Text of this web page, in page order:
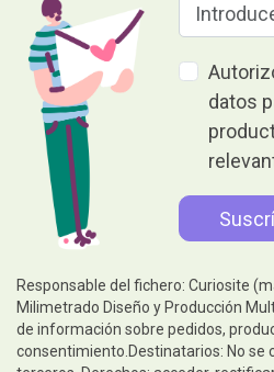
datos
Responsable del fichero: Curiosite
Milimetrado Diseño y Producción
de información sobre pedidos,
consentimiento.Destinatarios: No se